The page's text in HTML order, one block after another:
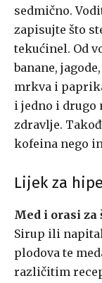
sedmično.
zapisujte što
tekućinel. Od
banane,
mrkva i
i jedno i drugo
zdravlje.
kofeina nego
Lijek za
Med i orasi za
Sirup ili
plodova te
različitim